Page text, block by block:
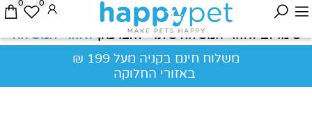
שימו לב לאזורי המשלוח שלנו - לחצו כאןלאזורי המשלוח
משלוח חינם בקניה מעל 199 ₪
באזורי החלוקה
0 0